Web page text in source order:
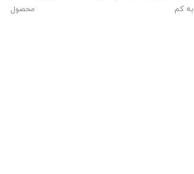
محصول
به کم